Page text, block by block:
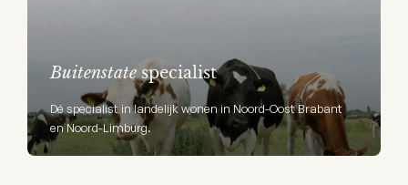
Buitenstatespecialist
Dé specialist in landelijk wonen in Noord-Oost Brabant
en Noord-Limburg.